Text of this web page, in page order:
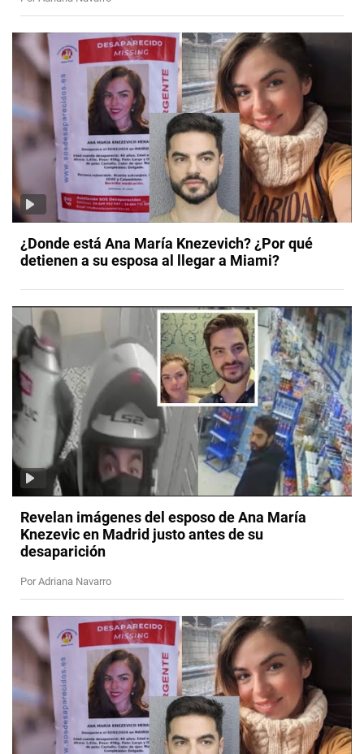
¿Donde está Ana María Knezevich? ¿Por qué
detienen a su esposa al llegar a Miami?
Revelan imágenes del esposo de Ana María
Knezevic en Madrid justo antes de su
desaparición
Por Adriana Navarro